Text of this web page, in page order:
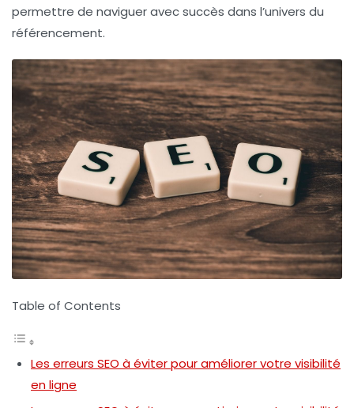
permettre de naviguer avec succès dans l’univers du
référencement.
Table of Contents
Les erreurs SEO à éviter pour améliorer votre visibilité
en ligne